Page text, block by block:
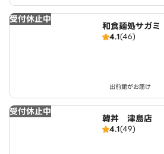
受付休止中
和食麺処サガ
4.1(46)
出前館がお届け
受付休止中
韓丼 津島店
4.1(49)